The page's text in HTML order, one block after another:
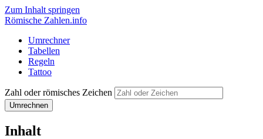
Zum Inhalt springen
Römische Zahlen.info
Umrechner
Tabellen
Regeln
Tattoo
Zahl oder römisches Zeichen
Umrechnen
Inhalt